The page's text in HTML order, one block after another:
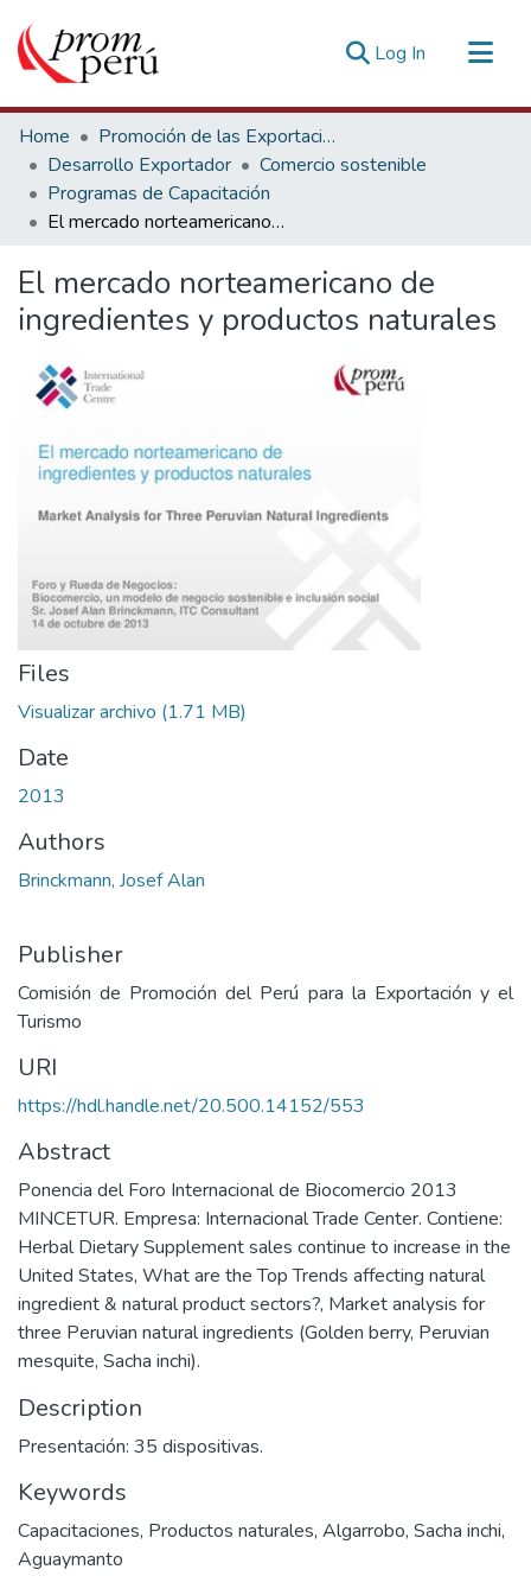
Log In (current)
Communities & Collections
All of DSpace
Statistics
Estadísticas Externas
Home
Promoción de las Exportaciones
Desarrollo Exportador
Comercio sostenible
Programas de Capacitación
El mercado norteamericano de ingredientes y productos naturales
El mercado norteamericano de
ingredientes y productos naturales
Files
Visualizar archivo (1.71 MB)
Date
2013
Authors
Brinckmann, Josef Alan
Publisher
Comisión de Promoción del Perú para la Exportación y el
Turismo
URI
https://hdl.handle.net/20.500.14152/553
Abstract
Ponencia del Foro Internacional de Biocomercio 2013
MINCETUR. Empresa: Internacional Trade Center. Contiene:
Herbal Dietary Supplement sales continue to increase in the
United States, What are the Top Trends affecting natural
ingredient & natural product sectors?, Market analysis for
three Peruvian natural ingredients (Golden berry, Peruvian
mesquite, Sacha inchi).
Description
Presentación: 35 dispositivas.
Keywords
Capacitaciones, Productos naturales, Algarrobo, Sacha inchi,
Aguaymanto